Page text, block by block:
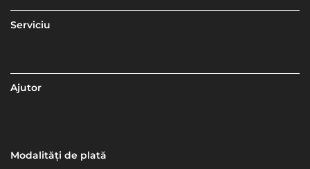
Serviciu
Ajutor
Modalități de plată